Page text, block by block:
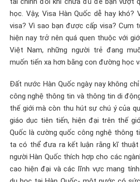
học. Vậy, Visa Hàn Quốc dễ hay khó?
visa? Vì sao bạn được cấp visa? Cụm
hiện nay trở nên quá quen thuộc với
Việt Nam, những người trẻ đang
muốn tiến xa hơn bằng con đường học
Đất nước Hàn Quốc ngày nay không
công nghệ thông tin và thông tin di
thế giới mà còn thu hút sự chú ý của
giáo dục tiên tiến, hiện đại trên thế
Quốc là cường quốc công nghệ thông
ta có thể đưa ra kết luận rằng kĩ
người Hàn Quốc thích hợp cho các
cao hiện đại và các lĩnh vực mang